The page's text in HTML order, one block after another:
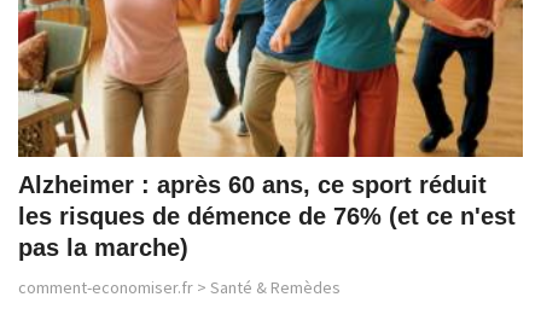
Alzheimer : après 60 ans, ce sport réduit
les risques de démence de 76% (et ce n'est
pas la marche)
comment-economiser.fr > Santé & Remèdes